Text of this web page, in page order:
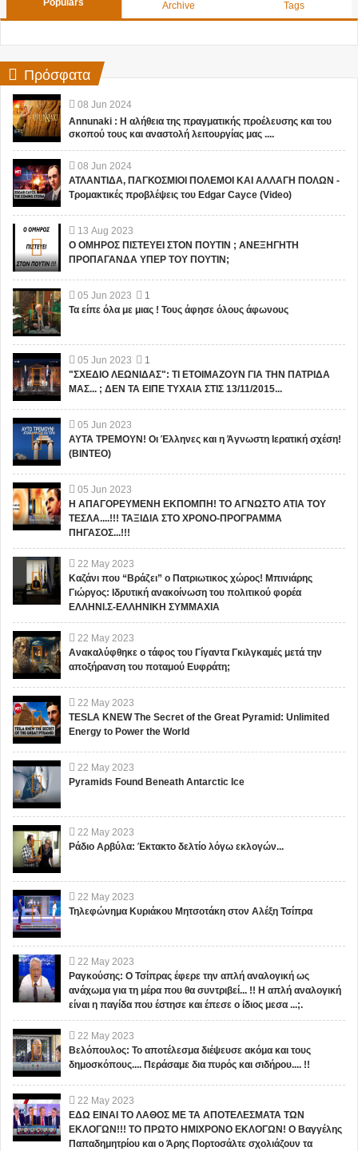
Archive Tags
Πρόσφατα
08 Jun 2024
Annunaki : Η αλήθεια της πραγματικής προέλευσης και του
σκοπού τους και αναστολή λειτουργίας μας ....
08 Jun 2024
ΑΤΛΑΝΤΙΔΑ, ΠΑΓΚΟΣΜΙΟΙ ΠΟΛΕΜΟΙ ΚΑΙ ΑΛΛΑΓΗ ΠΟΛΩΝ -
Τρομακτικές προβλέψεις του Edgar Cayce (Video)
13 Aug 2023
Ο ΟΜΗΡΟΣ ΠΙΣΤΕΥΕΙ ΣΤΟΝ ΠΟΥΤΙΝ ; ΑΝΕΞΗΓΗΤΗ
ΠΡΟΠΑΓΑΝΔΑ ΥΠΕΡ ΤΟΥ ΠΟΥΤΙΝ;
05 Jun 2023
1
Τα είπε όλα με μιας ! Τους άφησε όλους άφωνους
05 Jun 2023
1
"ΣΧΕΔΙΟ ΛΕΩΝΙΔΑΣ": ΤΙ ΕΤΟΙΜΑΖΟΥΝ ΓΙΑ ΤΗΝ ΠΑΤΡΙΔΑ
ΜΑΣ... ; ΔΕΝ ΤΑ ΕΙΠΕ ΤΥΧΑΙΑ ΣΤΙΣ 13/11/2015...
05 Jun 2023
ΑΥΤΑ ΤΡΕΜΟΥΝ! Οι Έλληνες και η Άγνωστη Ιερατική σχέση!
(ΒΙΝΤΕΟ)
05 Jun 2023
Η ΑΠΑΓΟΡΕΥΜΕΝΗ ΕΚΠΟΜΠΗ! ΤΟ ΑΓΝΩΣΤΟ ΑΤΙΑ ΤΟΥ
ΤΕΣΛΑ....!!! ΤΑΞΙΔΙΑ ΣΤΟ ΧΡΟΝΟ-ΠΡΟΓΡΑΜΜΑ
ΠΗΓΑΣΟΣ...!!!
22 May 2023
Καζάνι που “Βράζει” ο Πατριωτικος χώρος! Μπινιάρης
Γιώργος: Ιδρυτική ανακοίνωση του πολιτικού φορέα
ΕΛΛΗΝΙ.Σ-ΕΛΛΗΝΙΚΗ ΣΥΜΜΑΧΙΑ
22 May 2023
Ανακαλύφθηκε ο τάφος του Γίγαντα Γκιλγκαμές μετά την
αποξήρανση του ποταμού Ευφράτη;
22 May 2023
TESLA KNEW The Secret of the Great Pyramid: Unlimited
Energy to Power the World
22 May 2023
Pyramids Found Beneath Antarctic Ice
22 May 2023
Ράδιο Αρβύλα: Έκτακτο δελτίο λόγω εκλογών...
22 May 2023
Τηλεφώνημα Κυριάκου Μητσοτάκη στον Αλέξη Τσίπρα
22 May 2023
Ραγκούσης: Ο Τσίπρας έφερε την απλή αναλογική ως
ανάχωμα για τη μέρα που θα συντριβεί... !! Η απλή αναλογική
είναι η παγίδα που έστησε και έπεσε ο ίδιος μεσα ...;.
22 May 2023
Βελόπουλος: Το αποτέλεσμα διέψευσε ακόμα και τους
δημοσκόπους.... Περάσαμε δια πυρός και σιδήρου.... !!
22 May 2023
ΕΔΩ ΕΙΝΑΙ ΤΟ ΛΑΘΟΣ ΜΕ ΤΑ ΑΠΟΤΕΛΕΣΜΑΤΑ ΤΩΝ
ΕΚΛΟΓΩΝ!!! ΤΟ ΠΡΩΤΟ ΗΜΙΧΡΟΝΟ ΕΚΛΟΓΩΝ! Ο Βαγγέλης
Παπαδημητρίου και ο Άρης Πορτοσάλτε σχολιάζουν τα